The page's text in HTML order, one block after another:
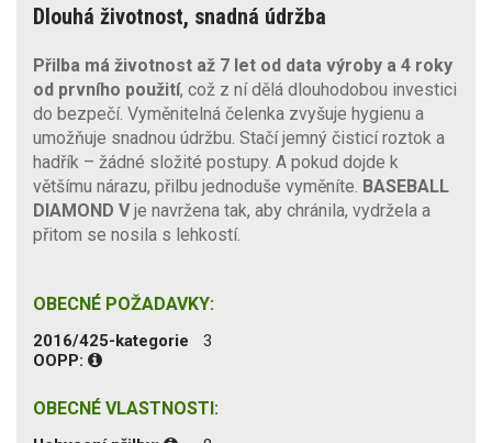
Dlouhá životnost, snadná údržba
Přilba má životnost až 7 let od data výroby a 4 roky
od prvního použití, což z ní dělá dlouhodobou investici
do bezpečí. Vyměnitelná čelenka zvyšuje hygienu a
umožňuje snadnou údržbu. Stačí jemný čisticí roztok a
hadřík – žádné složité postupy. A pokud dojde k
většímu nárazu, přilbu jednoduše vyměníte. BASEBALL
DIAMOND Vje navržena tak, aby chránila, vydržela a
přitom se nosila s lehkostí.
OBECNÉ POŽADAVKY:
2016/425-kategorie
OOPP:
3
OBECNÉ VLASTNOSTI: